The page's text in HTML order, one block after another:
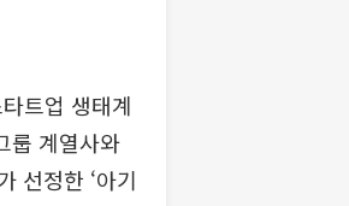
트업 생태계
룹 계열사와
선정한 ‘아기